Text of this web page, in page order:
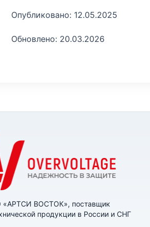
Опубликовано: 12.05.2025
Обновлено: 20.03.2026
ВОСТОК», поставщик
продукции в России и СНГ